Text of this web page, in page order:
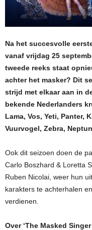
Na het succesvolle
vanaf vrijdag 25
tweede reeks staat
achter het masker? Dit
strijd met elkaar aan in
bekende Nederlanders
Lama, Vos, Yeti, Panter,
Vuurvogel, Zebra,
Ook dit seizoen doen de
Carlo Boszhard & Loretta
Ruben Nicolai, weer hun
karakters te achterhalen
verdienen.
Over ‘The Masked